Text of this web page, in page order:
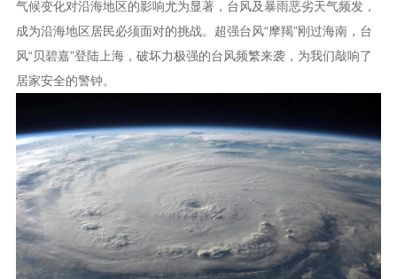
气候变化对沿海地区的影响尤为显著，台风及暴雨恶劣天气频发，
成为沿海地区居民必须面对的挑战。超强台风“摩羯”刚过海南，台
风“贝碧嘉”登陆上海，破坏力极强的台风频繁来袭，为我们敲响了
居家安全的警钟。